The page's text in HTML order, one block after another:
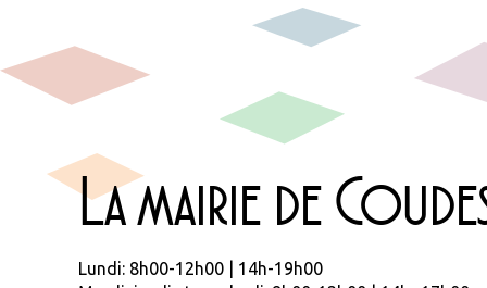
La mairie de
Lundi: 8h00-12h00 | 14h-19h00